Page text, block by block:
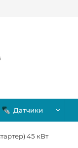
Датчики
45 кВт